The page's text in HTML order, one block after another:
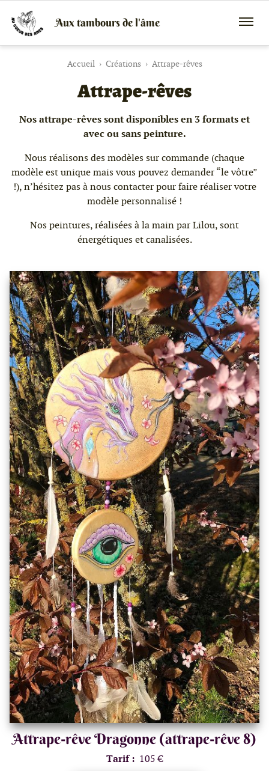
Aux tambours de l'âme
de
chamaniques,
créations
peaux
bois
peintures
canalisées,
soins
énergétiques,
stages
Accueil Créations Attrape-rêves
Attrape-rêves
Nos attrape-rêves sont disponibles en 3 formats et
avec ou sans peinture.
Nous réalisons des modèles sur commande (chaque
modèle est unique mais vous pouvez demander “le vôtre”
!), n’hésitez pas à nous contacter pour faire réaliser votre
modèle personnalisé !
Nos peintures, réalisées à la main par Lilou, sont
énergétiques et canalisées.
Attrape-rêve Dragonne (attrape-rêve 8)
Tarif : 105 €